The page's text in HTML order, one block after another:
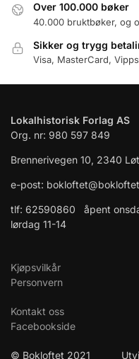
Over 100.000 bøker
40.000 bruktbøker, og
Sikker og trygg
Visa, MasterCard,
Lokalhistorisk Forlag AS
Org. nr: 980 597 849
Brennerivegen 10, 2340
e-post:
tlf: 62590860 åpent
lørdag 11-14
Kjøpsvilkår
Personvern
Kontakt oss
Facebookside
© Bokloftet 2021